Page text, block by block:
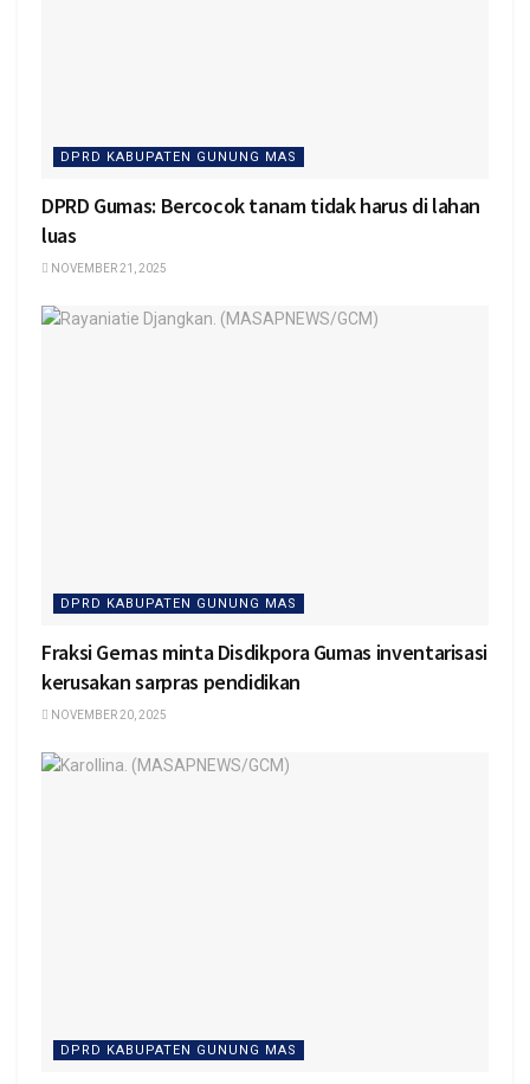
DPRD KABUPATEN GUNUNG MAS
DPRD Gumas: Bercocok tanam tidak harus di lahan
luas
NOVEMBER 21, 2025
DPRD KABUPATEN GUNUNG MAS
Fraksi Gernas minta Disdikpora Gumas inventarisasi
kerusakan sarpras pendidikan
NOVEMBER 20, 2025
DPRD KABUPATEN GUNUNG MAS